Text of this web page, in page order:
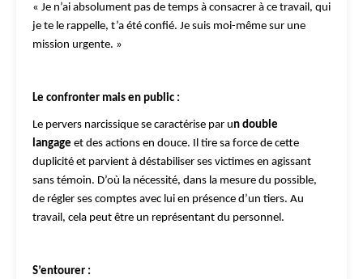
« Je n’ai absolument pas de temps à consacrer à ce travail, qui
je te le rappelle, t’a été confié. Je suis moi-même sur une
mission urgente. »
Le confronter mais en public :
Le pervers narcissique se caractérise par un double
langage et des actions en douce. Il tire sa force de cette
duplicité et parvient à déstabiliser ses victimes en agissant
sans témoin. D’où la nécessité, dans la mesure du possible,
de régler ses comptes avec lui en présence d’un tiers. Au
travail, cela peut être un représentant du personnel.
S’entourer :